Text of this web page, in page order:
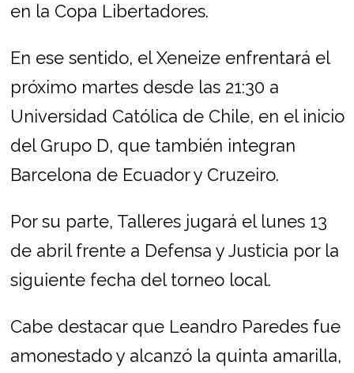
en la Copa Libertadores.
En ese sentido, el Xeneize enfrentará el
próximo martes desde las 21:30 a
Universidad Católica de Chile, en el inicio
del Grupo D, que también integran
Barcelona de Ecuador y Cruzeiro.
Por su parte, Talleres jugará el lunes 13
de abril frente a Defensa y Justicia por la
siguiente fecha del torneo local.
Cabe destacar que Leandro Paredes fue
amonestado y alcanzó la quinta amarilla,